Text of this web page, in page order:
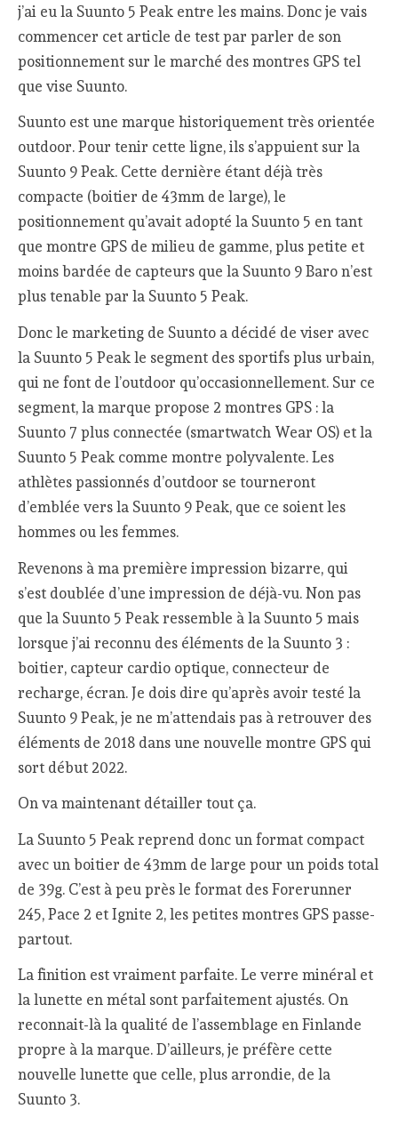
j’ai eu la Suunto 5 Peak entre les mains. Donc je vais
commencer cet article de test par parler de son
positionnement sur le marché des montres GPS tel
que vise Suunto.
Suunto est une marque historiquement très orientée
outdoor. Pour tenir cette ligne, ils s’appuient sur la
Suunto 9 Peak. Cette dernière étant déjà très
compacte (boitier de 43mm de large), le
positionnement qu’avait adopté la Suunto 5 en tant
que montre GPS de milieu de gamme, plus petite et
moins bardée de capteurs que la Suunto 9 Baro n’est
plus tenable par la Suunto 5 Peak.
Donc le marketing de Suunto a décidé de viser avec
la Suunto 5 Peak le segment des sportifs plus urbain,
qui ne font de l’outdoor qu’occasionnellement. Sur ce
segment, la marque propose 2 montres GPS : la
Suunto 7 plus connectée (smartwatch Wear OS) et la
Suunto 5 Peak comme montre polyvalente. Les
athlètes passionnés d’outdoor se tourneront
d’emblée vers la Suunto 9 Peak, que ce soient les
hommes ou les femmes.
Revenons à ma première impression bizarre, qui
s’est doublée d’une impression de déjà-vu. Non pas
que la Suunto 5 Peak ressemble à la Suunto 5 mais
lorsque j’ai reconnu des éléments de la Suunto 3 :
boitier, capteur cardio optique, connecteur de
recharge, écran. Je dois dire qu’après avoir testé la
Suunto 9 Peak, je ne m’attendais pas à retrouver des
éléments de 2018 dans une nouvelle montre GPS qui
sort début 2022.
On va maintenant détailler tout ça.
La Suunto 5 Peak reprend donc un format compact
avec un boitier de 43mm de large pour un poids total
de 39g. C’est à peu près le format des Forerunner
245, Pace 2 et Ignite 2, les petites montres GPS passe-
partout.
La finition est vraiment parfaite. Le verre minéral et
la lunette en métal sont parfaitement ajustés. On
reconnait-là la qualité de l’assemblage en Finlande
propre à la marque. D’ailleurs, je préfère cette
nouvelle lunette que celle, plus arrondie, de la
Suunto 3.